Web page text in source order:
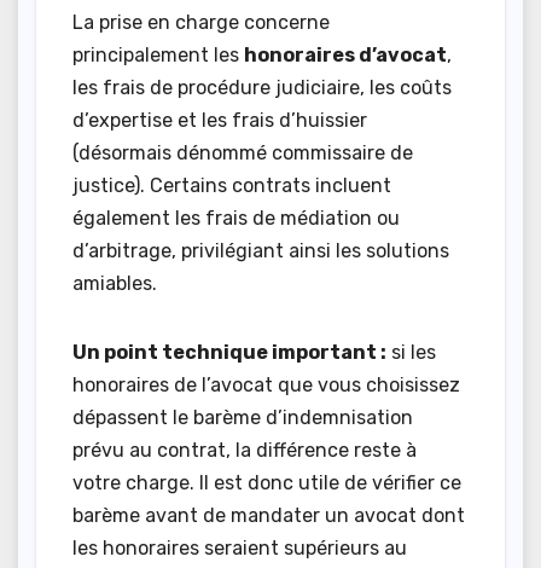
La prise en charge concerne
principalement les honoraires d’avocat,
les frais de procédure judiciaire, les coûts
d’expertise et les frais d’huissier
(désormais dénommé commissaire de
justice). Certains contrats incluent
également les frais de médiation ou
d’arbitrage, privilégiant ainsi les solutions
amiables.
Un point technique important : si les
honoraires de l’avocat que vous choisissez
dépassent le barème d’indemnisation
prévu au contrat, la différence reste à
votre charge. Il est donc utile de vérifier ce
barème avant de mandater un avocat dont
les honoraires seraient supérieurs au